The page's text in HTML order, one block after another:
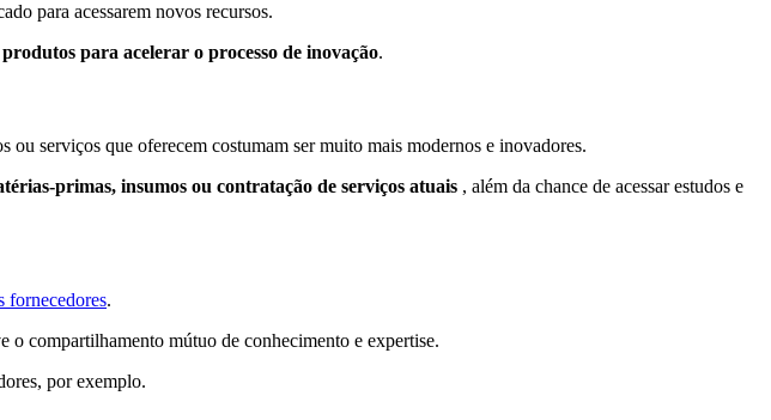
para acessarem novos recursos.
para acelerar o processo de inovação.
ou serviços que oferecem costumam ser muito mais modernos e inovadores.
primas, insumos ou contratação de serviços atuais , além da chance de acessar estudos e
fornecedores.
compartilhamento mútuo de conhecimento e expertise.
por exemplo.